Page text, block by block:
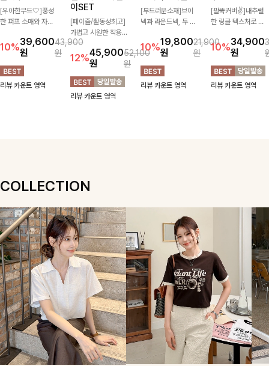
[우아한무드🤍]풍성
한 퍼프 소매와 자연
실루엣이 여성스러운
무드를 완성해주는 블
라우스 🤍 체형을 자
연스럽게 커버해주며
걸을 때마다 살랑이는
10%39,600
원
43,900
원
리뷰 카운트 영역
이SET
[페이즐/활동성최고]
가볍고 시원한 착용감
으로 여름 내내 부담
없이 즐기기 좋은 라
운드 니트 🤍 베이직
한 디자인으로 다양한
하의와 손쉽게 매치되
어 데일리하게 활용하
12%45,900
원
52,100
원
리뷰 카운트 영역
[부드러운소재]브이
넥과 라운드넥, 두 가
맞게 선택할 수 있는
활용도 높은 가디건
🤍 부드러운 착용감
과 베이직한 디자인으
로 단독은 물론 가볍
10%19,800
원
21,900
원
리뷰 카운트 영역
[팔뚝커버✌]내추럴
한 링클 텍스처로 분
블라우스🖤 브이넥
카라 디자인에 여유로
운 소매핏 더해져 여
리하면서도 시원한 무
드로 즐기기 좋아요-
10%34,900
원
리뷰 카운트 영역
COLLECTION